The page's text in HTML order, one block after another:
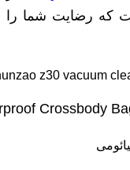
که رضایت شما را